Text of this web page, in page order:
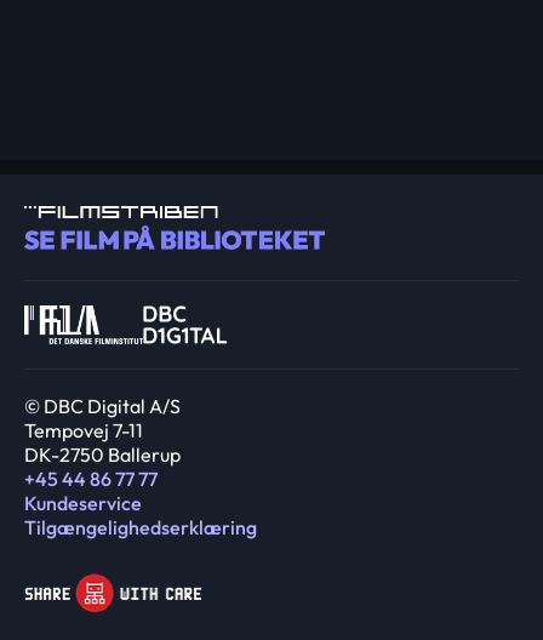
© DBC Digital A/S
Tempovej 7-11
DK-2750 Ballerup
+45 44 86 77 77
Kundeservice
Tilgængelighedserklæring